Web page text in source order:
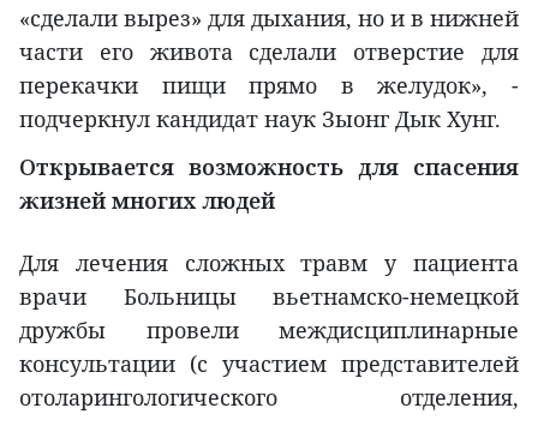
«сделали вырез» для дыхания, но и в нижней
части его живота сделали отверстие для
перекачки пищи прямо в желудок», -
подчеркнул кандидат наук Зыонг Дык Хунг.
Открывается возможность для спасения
жизней многих людей
Для лечения сложных травм у пациента
врачи Больницы вьетнамско-немецкой
дружбы провели междисциплинарные
консультации (с участием представителей
отоларингологического отделения,